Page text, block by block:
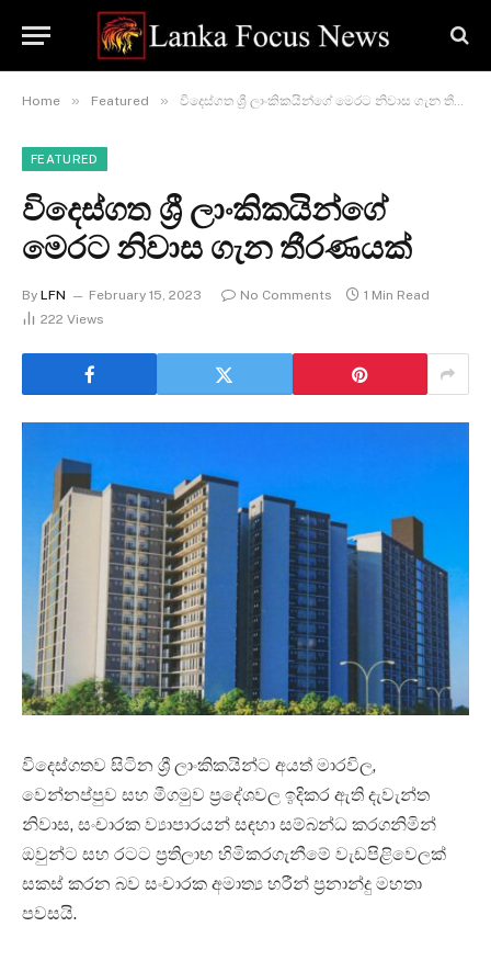
Home » Featured » විදෙස්ගත ශ්‍රී ලාංකිකයින්ගේ මෙරට නිවාස ගැන තීරණයක්
FEATURED
විදෙස්ගත ශ්‍රී ලාංකිකයින්ගේ
මෙරට නිවාස ගැන තීරණයක්
By LFN February 15, 2023 No Comments
1 Min Read
222 Views
විදෙස්ගතව සිටින ශ්‍රී ලාංකිකයින්ට අයත් මාරවිල,
වෙන්නප්පුව සහ මීගමුව ප්‍රදේශවල ඉදිකර ඇති දැවැන්ත
නිවාස, සංචාරක ව්‍යාපාරයන් සඳහා සම්බන්ධ කරගනිමින්
ඔවුන්ට සහ රටට ප්‍රතිලාභ හිමිකරගැනීමේ වැඩපිළිවෙලක්
සකස් කරන බව සංචාරක අමාත්‍ය හරීන් ප්‍රනාන්දු මහතා
පවසයි.